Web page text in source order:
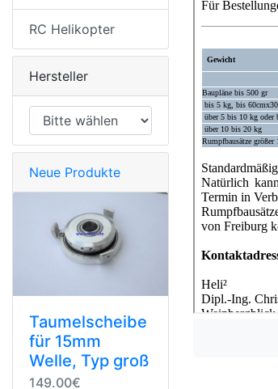
RC Helikopter
Hersteller
Neue Produkte
Taumelscheibe
für 15mm
Welle, Typ groß
149.00€